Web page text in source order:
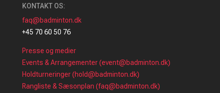
KONTAKT OS:
faq@badminton.dk
+45 70 60 50 76
Presse og medier
Events & Arrangementer (event@badminton.dk)
Holdturneringer (hold@badminton.dk)
Rangliste & Sæsonplan (faq@badminton.dk)